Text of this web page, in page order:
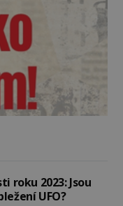
roku 2023: Jsou
UFO?